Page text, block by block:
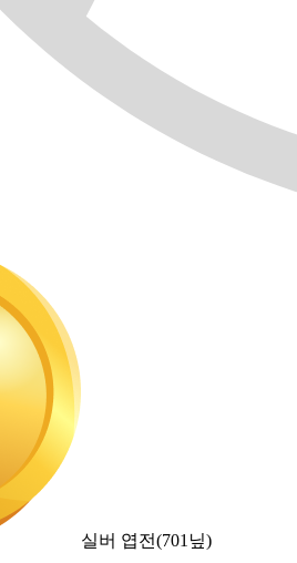
실버 엽전(701 닢)